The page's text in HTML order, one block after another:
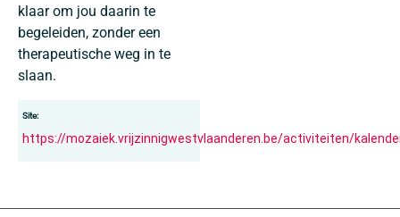
klaar om jou daarin te
begeleiden, zonder een
therapeutische weg in te
slaan.
Site:
https://mozaiek.vrijzinnigwestvlaanderen.be/activiteiten/